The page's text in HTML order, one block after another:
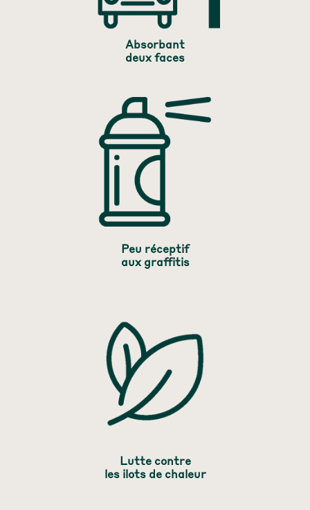
Absorbant
deux faces
Peu réceptif
aux graffitis
Lutte contre
les ilots de chaleur